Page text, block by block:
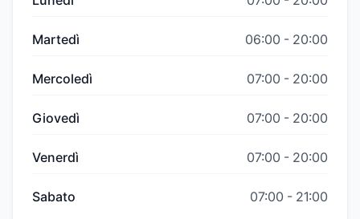
Martedì 06:00 - 20:00
Mercoledì 07:00 - 20:00
Giovedì 07:00 - 20:00
Venerdì 07:00 - 20:00
Sabato 07:00 - 21:00